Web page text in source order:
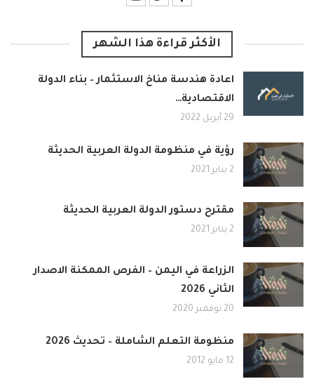
الأكثر قراءة هذا الشهر
اعادة هندسة مناخ الاستثمار – بناء الدولة
الاقتصادية…
29 أبريل 2022
رؤية في منظومة الدولة العربية الحديثة
2 يناير 2021
مقترح دستور الدولة العربية الحديثة
2 يناير 2021
الزراعة في اليمن – الفرص الممكنة الاصدار
الثاني 2026
20 نوفمبر 2020
منظومة التعلم الشاملة – تحديث 2026
12 مايو 2012